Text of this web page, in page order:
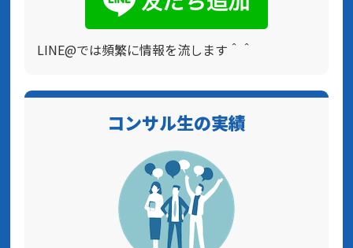
LINE@では頻繁に情報を流します＾＾
コンサル生の実績